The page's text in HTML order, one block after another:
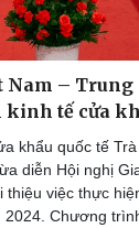
Công
Tin
Trải
Chuyển
– Trung
kinh tế cửa
khẩu quốc tế
diễn Hội nghị
việc thực
2024. Chương